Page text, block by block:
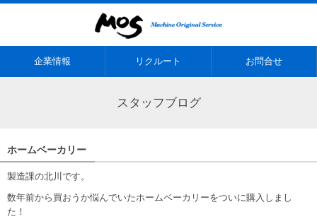
企業情報 リクルート お問合せ
スタッフブログ
ホームベーカリー
製造課の北川です。
数年前から買おうか悩んでいたホームベーカリーをついに購入しまし
た！